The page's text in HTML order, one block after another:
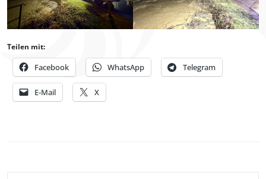
Teilen mit:
Facebook WhatsApp Telegram
E-Mail X